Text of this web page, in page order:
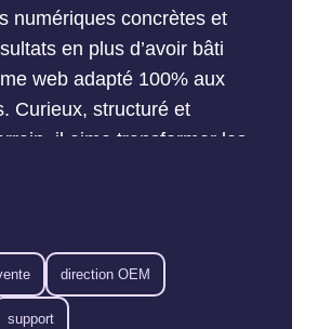
numériques concrètes et
en plus d’avoir bâti
web adapté 100% aux
Curieux, structuré et
il aime transformer les
simples pour les
du web… sans compliquer
direction OEM
support